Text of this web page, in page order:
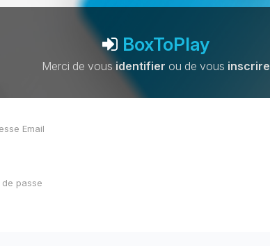
BoxToPlay
Merci de vousidentifier ou de vous inscrire